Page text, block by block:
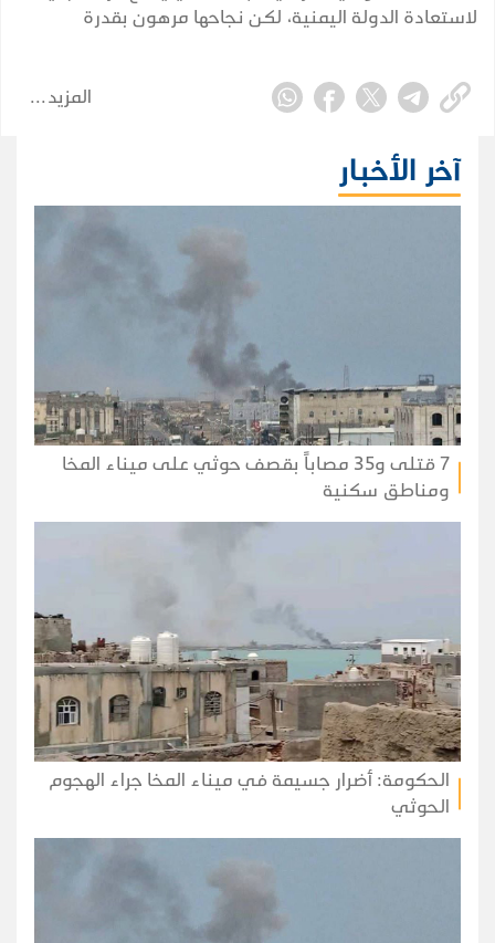
لاستعادة الدولة اليمنية، لكن نجاحها مرهون بقدرة
المزيد
آخر الأخبار
7 قتلى و35 مصاباً بقصف حوثي على ميناء المخا
ومناطق سكنية
الحكومة: أضرار جسيمة في ميناء المخا جراء الهجوم
الحوثي